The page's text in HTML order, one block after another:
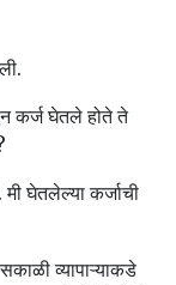
कर्ज घेतले होते ते
घेतलेल्या कर्जाची
व्यापाऱ्याकडे